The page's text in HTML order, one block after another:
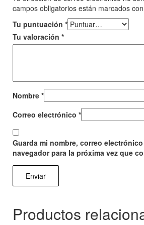
campos obligatorios están marcados con
Tu puntuación *
Tu valoración *
Nombre *
Correo electrónico *
Guarda mi nombre, correo
navegador para la próxima vez que
Productos